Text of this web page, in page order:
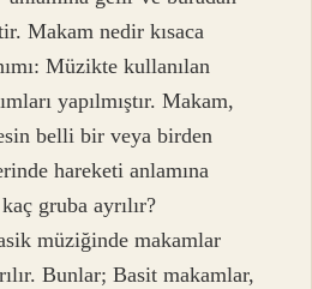
Makam nedir kısaca
Müzikte kullanılan
yapılmıştır. Makam,
belli bir veya birden
hareketi anlamına
gruba ayrılır?
müziğinde makamlar
Bunlar; Basit makamlar,